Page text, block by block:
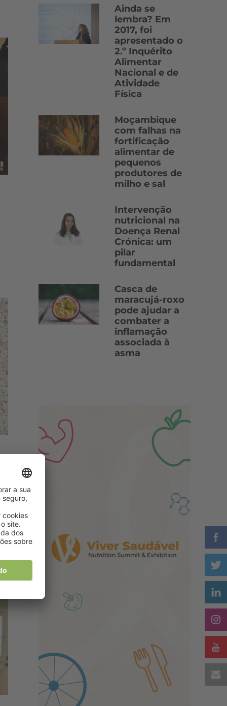
Ainda se
lembra? Em
2017, foi
apresentado o
2.º Inquérito
Alimentar
Nacional e de
Atividade
Física
Moçambique
com falhas na
fortificação
alimentar de
pequenos
produtores de
milho e sal
Intervenção
nutricional na
Doença Renal
Crónica: um
pilar
fundamental
Casca de
maracujá-roxo
pode ajudar a
combater a
inflamação
associada à
asma